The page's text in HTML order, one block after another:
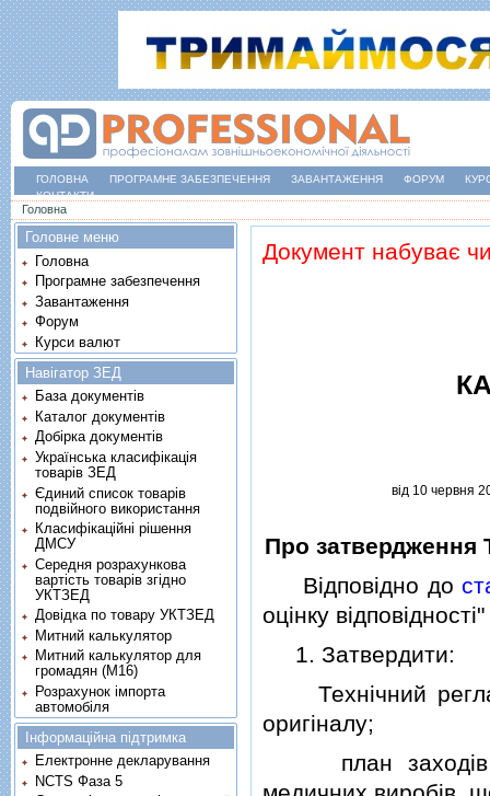
ГОЛОВНА ПРОГРАМНЕ ЗАБЕЗПЕЧЕННЯ ЗАВАНТАЖЕННЯ ФОРУМ
КОНТАКТИ
Ви є тут
Головна
Документ набуває
вiд 10 червня
Про затвердження
Вiдповiдно до
оцiнку
1. Затвердити:
Технiчний
оригiналу;
план заходiв iз
Головне меню
Головна
Програмне забезпечення
Завантаження
Форум
Курси валют
Навігатор ЗЕД
База документів
Каталог документів
Добірка документів
Українська класифікація
товарів ЗЕД
Єдиний список товарів
подвійного використання
Класифікаційні рішення
ДМСУ
Середня розрахункова
вартість товарів згідно
УКТЗЕД
Довідка по товару УКТЗЕД
Митний калькулятор
Митний калькулятор для
громадян (М16)
Розрахунок імпорта
автомобіля
Інформаційна підтримка
Електронне декларування
NCTS Фаза 5